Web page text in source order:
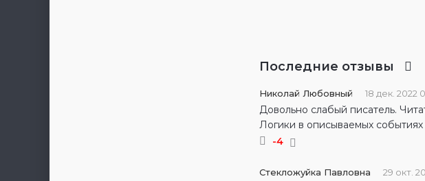
Последние отзывы
Николай Любовный 18 дек. 2022
Довольно слабый писатель.
Логики в описываемых
-4
Стекложуйка Павловна 29 окт.